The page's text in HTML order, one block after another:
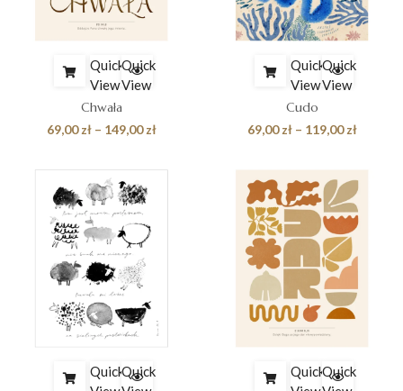
Quick
View
Quick
View
Chwała
69,00zł – 149,00złZakres
od
Quick
View
Quick
View
Cudo
69,00zł – 119,00złZakres
69,00 zł
do
119,00
QuickQuick
QuickQuick